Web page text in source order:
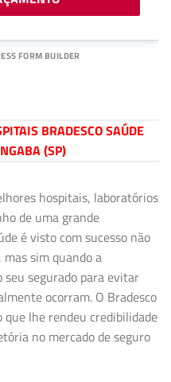
FORM BUILDER
BRADESCO SAÚDE
(SP)
hospitais, laboratórios
de uma grande
é visto com sucesso não
sim quando a
segurado para evitar
ocorram. O Bradesco
lhe rendeu credibilidade
no mercado de seguro